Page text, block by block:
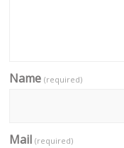
Name(required)
Mail(required)